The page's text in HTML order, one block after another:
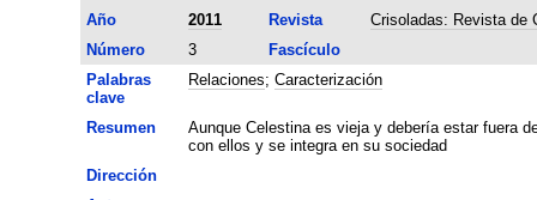
Año
2011 Revista
Crisoladas: Revista de
Número
3
Fascículo
Palabras
clave
Relaciones; Caracterización
Resumen
Aunque Celestina es vieja y debería estar fuera
con ellos y se integra en su sociedad
Dirección